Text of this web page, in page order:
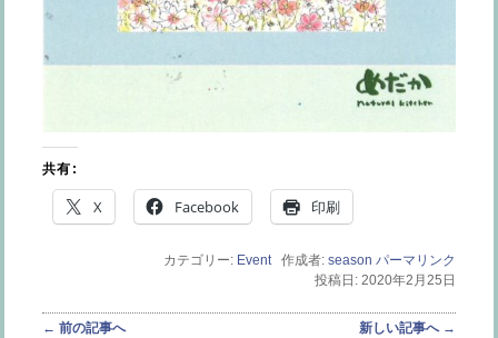
共有:
X Facebook 印刷
カテゴリー: Event作成者: season パーマリンク
投稿日: 2020年2月25日
投稿ナビゲーション
← 前の記事へ 新しい記事へ →